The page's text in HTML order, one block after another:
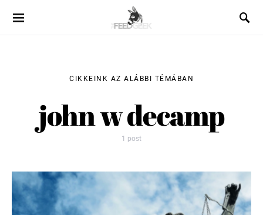
CIKKEINK AZ ALÁBBI TÉMÁBAN
john w decamp
1 post